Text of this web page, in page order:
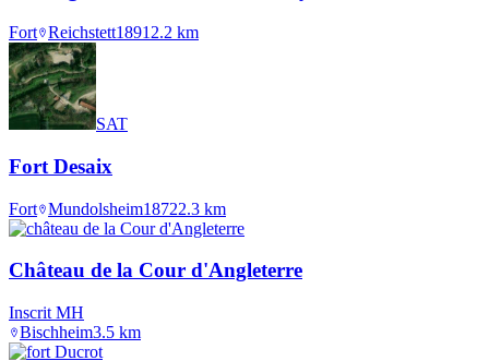
Fort Reichstett1891 2.2 km
SAT
Fort Desaix
Fort Mundolsheim18722.3 km
Château de la Cour d'Angleterre
Inscrit MH
Bischheim3.5 km